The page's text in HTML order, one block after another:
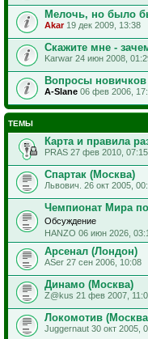
Мелочь, но было
Akar19 дек 2009, 13:38
Скажите мне -
Karwar 24 июн 2008,
Вопросы новичков
A-Slane 06 фев 2006,
ТЕМЫ
Карта и правила
PRAS 27 фев 2010, 07:15
Спартак (Москва)
Львович. 26 окт 2005,
Чемпионат Мира
Обсуждение
HANZO 06 июн 2026,
Арсенал (Лондон)
ASer 27 сен 2006, 10:08
Динамо (Москва)
Z@kus 21 фев 2007,
Локомотив
Juggernaut 30 окт 2005,